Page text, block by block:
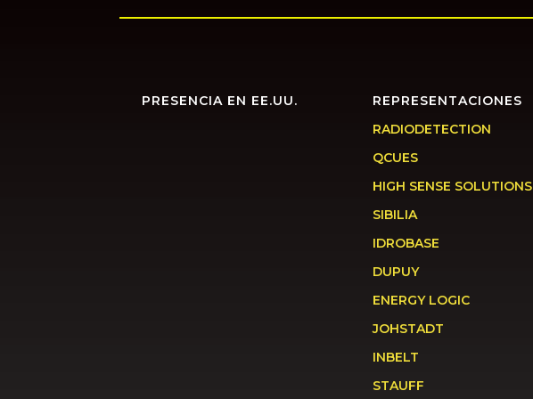
PRESENCIA EN EE.UU.
REPRESENTACIONES
RADIODETECTION
QCUES
HIGH SENSE SOLUTIONS
SIBILIA
IDROBASE
DUPUY
ENERGY LOGIC
JOHSTADT
INBELT
STAUFF